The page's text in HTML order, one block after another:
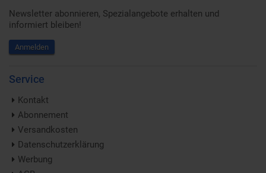
Newsletter abonnieren, Spezialangebote erhalten und
informiert bleiben!
Anmelden
Service
Kontakt
Abonnement
Versandkosten
Datenschutzerklärung
Werbung